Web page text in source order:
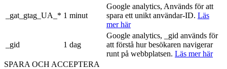
_gat_gtag_UA_* 1 minut
Google analytics, Används för att
spara ett unikt användar-ID. Läs
mer här
_gid 1 dag
Google analytics, _gid används för
att förstå hur besökaren navigerar
runt på webbplatsen. Läs mer här
SPARA OCH ACCEPTERA